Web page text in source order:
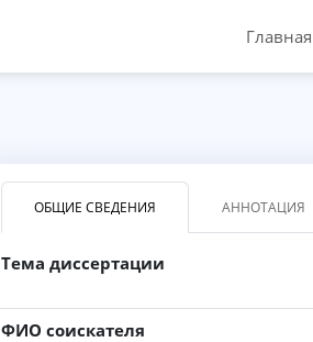
Главная
ОБЩИЕ СВЕДЕНИЯ АННОТАЦИЯ
Тема диссертации
ФИО соискателя